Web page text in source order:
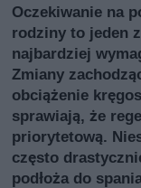
Oczekiwanie na
rodziny to jeden
najbardziej
Zmiany
obciążenie
sprawiają, że
priorytetową.
często
podłoża do